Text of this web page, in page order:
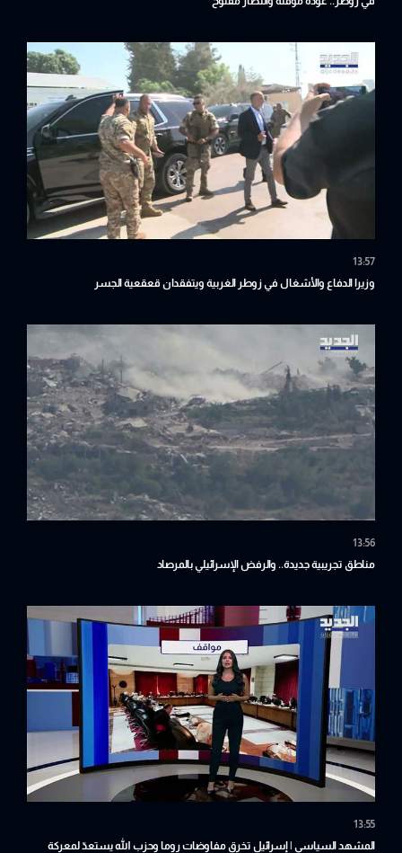
13:57
وزيرا الدفاع والأشغال في زوطر الغربية ويتفقدان قعقعية الجسر
13:56
مناطق تجريبية جديدة.. والرفض الإسرائيلي بالمرصاد
13:55
المشهد السياسي | إسرائيل تخرق مفاوضات روما وحزب الله يستعدّ لمعركة